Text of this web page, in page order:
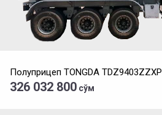
Полуприцеп TONGDA TDZ9403ZZXP
326 032 800 сўм